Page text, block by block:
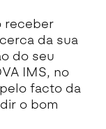
receber
da sua
do seu
IMS, no
facto da
o bom